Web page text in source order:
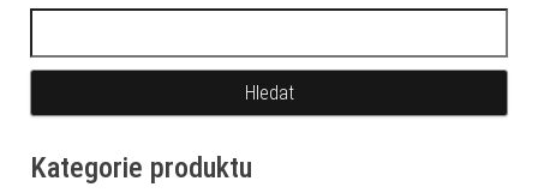
Kategorie produktu